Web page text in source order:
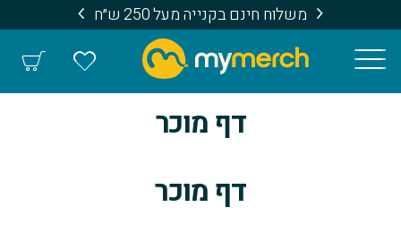
משלוח חינם בקנייה מעל 250 ש״ח
דף מוכר
דף מוכר